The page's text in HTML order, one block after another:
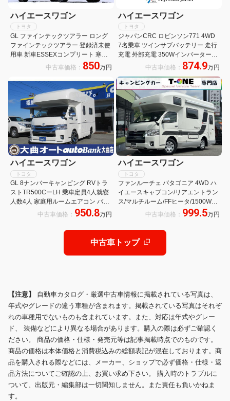
ハイエースワゴン
トヨタ
GL ファインテックツアラー ロング
ファインテックツアラー 登録済未使
用車 新車ESSEXコンプリート 寒冷
地仕様 パノラミックビュー 両側パワ
スラ パワーバックドア 運助イージー
クローズ ESSEXエアロ 玄武ローダ
ウン
中古車価格： 850万円
ハイエースワゴン
トヨタ
ジャパンCRC ロビンソン771 4WD
7名乗車 ツインサブバッテリー 走行
充電 外部充電 350Wインバーター
FFヒーター 冷蔵庫 TV マックスファ
ン サイドオーニング メモリーナビ
バックカメラ キャンピングカー
中古車価格： 874.9万円
ハイエースワゴン
トヨタ
GL 8ナンバーキャンピング RVトラ
ストTR500CーLH 乗車定員4人就寝
人数4人 家庭用ルームエアコン バン
クベッド ソファー ベッド テーブル
中古車価格： 950.8万円
ハイエースワゴン
トヨタ
ファンルーチェ パタゴニア 4WD ハ
イエースキャブコン/リアエントラン
ス/マルチルーム/FFヒータ/1500Wイ
ンバータ/ツインサブBT/MAXFAN/サ
ショックアブソーバー・スタビライ
ザー
中古車価格： 999.5万円
中古車トップ
【注意】 自動車カタログ・厳選中古車情報に掲載されている写真は、
年式やグレードの違う車種が含まれます。掲載されている写真はそれぞ
れの車種用でないものも含まれています。また、対応は年式やグレー
ド、 装備などにより異なる場合があります。購入の際は必ずご確認く
ださい。 商品の価格・仕様・発売元等は記事掲載時点でのものです。
商品の価格は本体価格と消費税込みの総額表記が混在しております。商
品を購入される際などには、メーカー、ショップで必ず価格・仕様・返
品方法についてご確認の上、お買い求め下さい。 購入時のトラブルに
ついて、出版元・編集部は一切関知しません。また責任も負いかねま
す。